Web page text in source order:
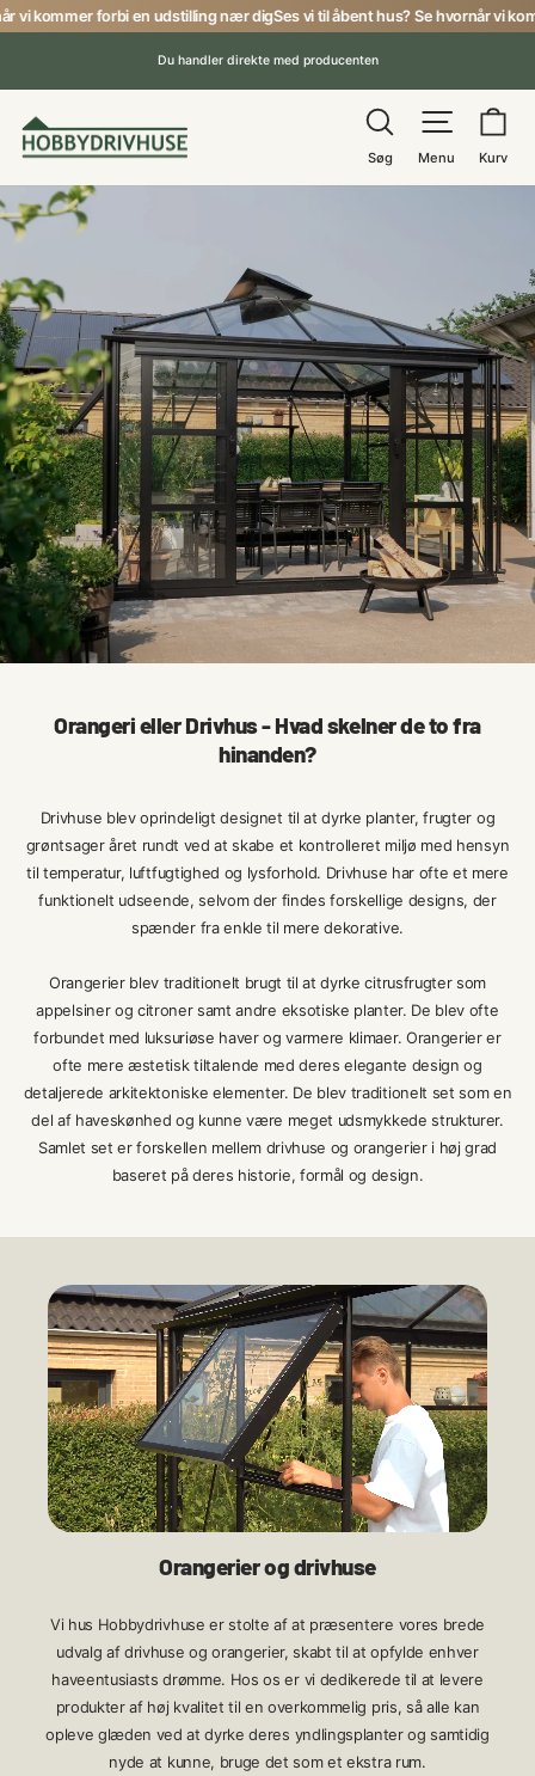
Gåkommer forbi en udstilling nær digSes vi til åbent hus? Se hvornår vi
Du handler direkte med producenten
Søg
Søg
Menu
Menu Kurv
Orangeri eller Drivhus - Hvad skelner de to fra
hinanden?
Drivhuse blev oprindeligt designet til at dyrke planter, frugter og
grøntsager året rundt ved at skabe et kontrolleret miljø med hensyn
til temperatur, luftfugtighed og lysforhold. Drivhuse har ofte et mere
funktionelt udseende, selvom der findes forskellige designs, der
spænder fra enkle til mere dekorative.
Orangerier blev traditionelt brugt til at dyrke citrusfrugter som
appelsiner og citroner samt andre eksotiske planter. De blev ofte
forbundet med luksuriøse haver og varmere klimaer. Orangerier er
ofte mere æstetisk tiltalende med deres elegante design og
detaljerede arkitektoniske elementer. De blev traditionelt set som en
del af haveskønhed og kunne være meget udsmykkede strukturer.
Samlet set er forskellen mellem drivhuse og orangerier i høj grad
baseret på deres historie, formål og design.
Orangerier og drivhuse
Vi hus Hobbydrivhuse er stolte af at præsentere vores brede
udvalg af drivhuse og orangerier, skabt til at opfylde enhver
haveentusiasts drømme. Hos os er vi dedikerede til at levere
produkter af høj kvalitet til en overkommelig pris, så alle kan
opleve glæden ved at dyrke deres yndlingsplanter og samtidig
nyde at kunne, bruge det som et ekstra rum.